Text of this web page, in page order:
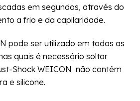
em segundos, através do
a frio e da capilaridade.
pode ser utilizado em todas as
quais é necessário soltar
Shock WEICON não contém
e silicone.